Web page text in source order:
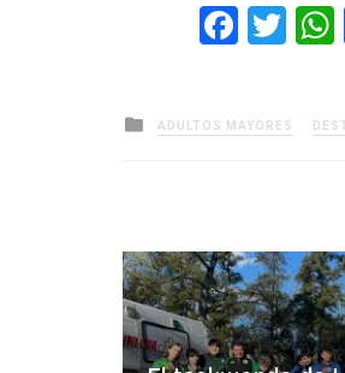
Posted
in
ADULTOS MAYORES